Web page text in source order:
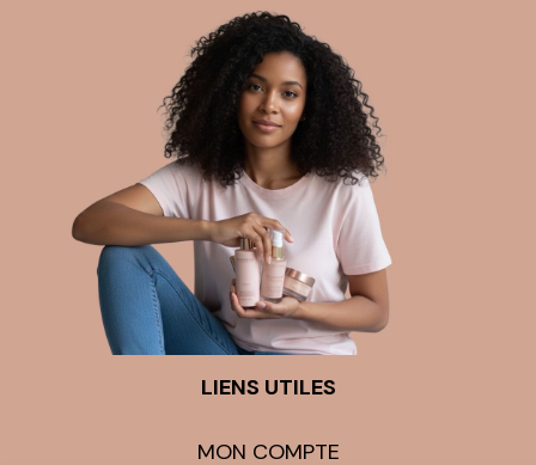
LIENS UTILES
MON COMPTE